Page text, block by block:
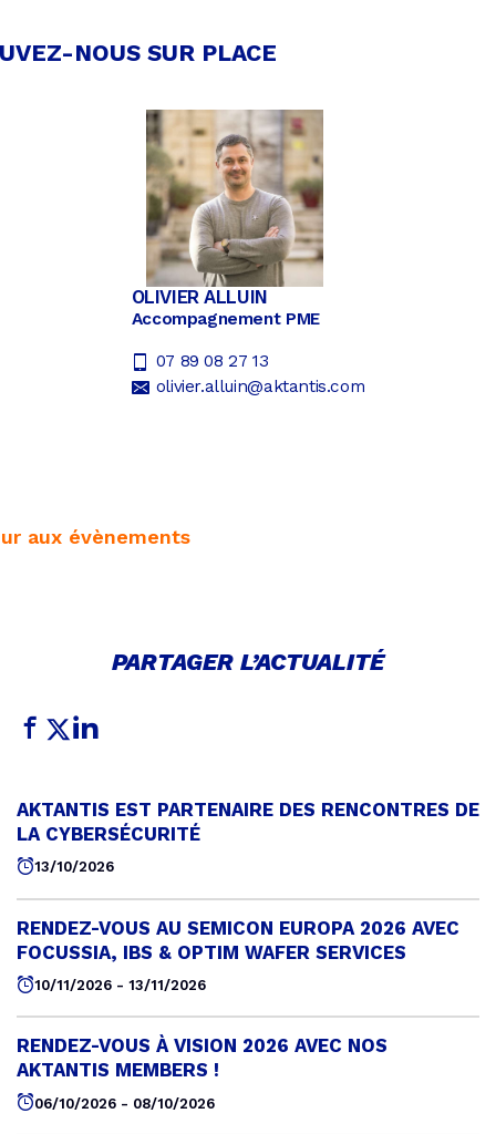
NOUS SUR PLACE
OLIVIER ALLUIN
Accompagnement PME
07 89 08 27 13
olivier.alluin@aktantis.com
aux évènements
PARTAGER L’ACTUALITÉ
AKTANTIS EST PARTENAIRE DES RENCONTRES DE
LA CYBERSÉCURITÉ
13/10/2026
RENDEZ-VOUS AU SEMICON EUROPA 2026 AVEC
FOCUSSIA, IBS & OPTIM WAFER SERVICES
10/11/2026 - 13/11/2026
RENDEZ-VOUS À VISION 2026 AVEC NOS
AKTANTIS MEMBERS !
06/10/2026 - 08/10/2026